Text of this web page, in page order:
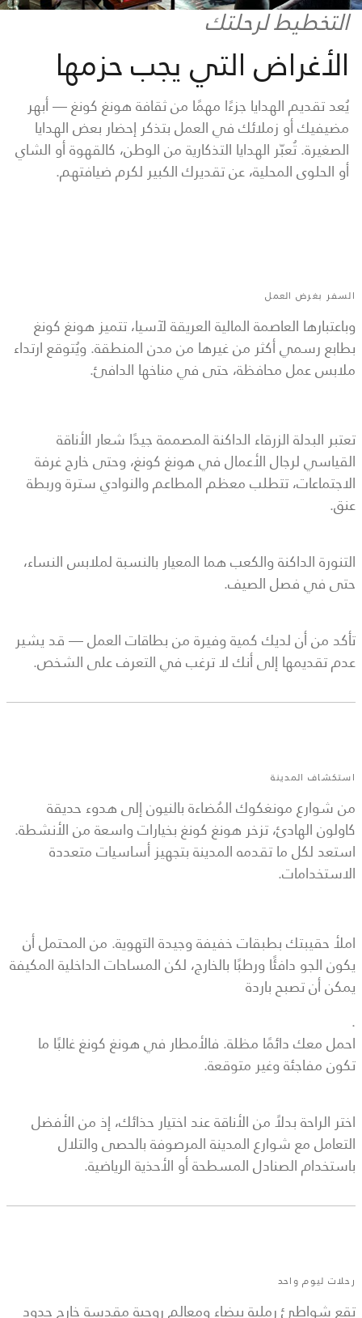
التخطيط لرحلتك
الأغراض التي يجب حزمها
يُعد تقديم الهدايا جزءًا مهمًا من ثقافة هونغ كونغ — أبهر
مضيفيك أو زملائك في العمل بتذكر إحضار بعض الهدايا
الصغيرة. تُعبّر الهدايا التذكارية من الوطن، كالقهوة أو الشاي
أو الحلوى المحلية، عن تقديرك الكبير لكرم ضيافتهم.
السفر بغرض العمل
وباعتبارها العاصمة المالية العريقة لآسيا، تتميز هونغ كونغ
بطابع رسمي أكثر من غيرها من مدن المنطقة. ويُتوقع ارتداء
ملابس عمل محافظة، حتى في مناخها الدافئ.
تعتبر البدلة الزرقاء الداكنة المصممة جيدًا شعار الأناقة
القياسي لرجال الأعمال في هونغ كونغ، وحتى خارج غرفة
الاجتماعات، تتطلب معظم المطاعم والنوادي سترة وربطة
عنق.
التنورة الداكنة والكعب هما المعيار بالنسبة لملابس النساء،
حتى في فصل الصيف.
تأكد من أن لديك كمية وفيرة من بطاقات العمل — قد يشير
عدم تقديمها إلى أنك لا ترغب في التعرف على الشخص.
استكشاف المدينة
من شوارع مونغكوك المُضاءة بالنيون إلى هدوء حديقة
كاولون الهادئ، تزخر هونغ كونغ بخيارات واسعة من الأنشطة.
استعد لكل ما تقدمه المدينة بتجهيز أساسيات متعددة
الاستخدامات.
املأ حقيبتك بطبقات خفيفة وجيدة التهوية. من المحتمل أن
يكون الجو دافئًا ورطبًا بالخارج، لكن المساحات الداخلية المكيفة
يمكن أن تصبح باردة
.
احمل معك دائمًا مظلة. فالأمطار في هونغ كونغ غالبًا ما
تكون مفاجئة وغير متوقعة.
اختر الراحة بدلاً من الأناقة عند اختيار حذائك، إذ من الأفضل
التعامل مع شوارع المدينة المرصوفة بالحصى والتلال
باستخدام الصنادل المسطحة أو الأحذية الرياضية.
رحلات ليوم واحد
تقع شواطئ رملية بيضاء ومعالم روحية مقدسة خارج حدود